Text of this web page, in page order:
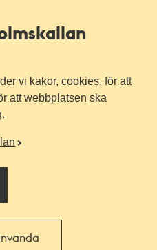
vi kakor, cookies, för att
att webbplatsen ska